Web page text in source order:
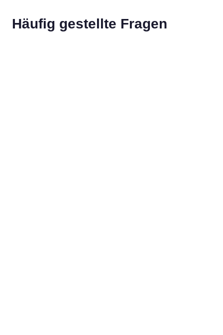
Häufig gestellte Fragen